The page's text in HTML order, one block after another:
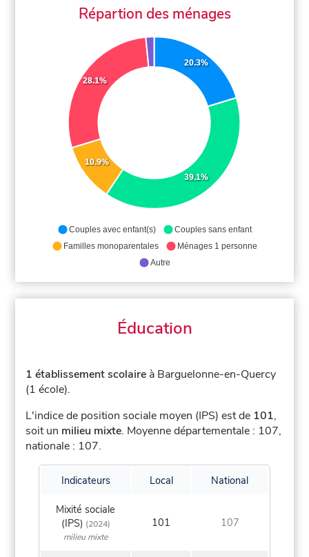
Répartion des ménages
20.3%
39.1%
10.9%
28.1%
Couples avec enfant(s)
Couples sans enfant
Familles monoparentales
Ménages 1 personne
Autre
Éducation
1 établissement scolaire à Barguelonne-en-Quercy
(1 école).
L'indice de position sociale moyen (IPS) est de 101,
soit un milieu mixte. Moyenne départementale : 107,
nationale : 107.
Indicateurs Local National
Mixité sociale
(IPS) (2024)
milieu mixte
101 107